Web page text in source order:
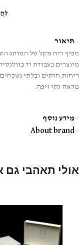
תיאור
ריחות חזקים ובלתי
מראה נקי ויפה.
מידע נוסף
About brand
אולי תאהבי גם